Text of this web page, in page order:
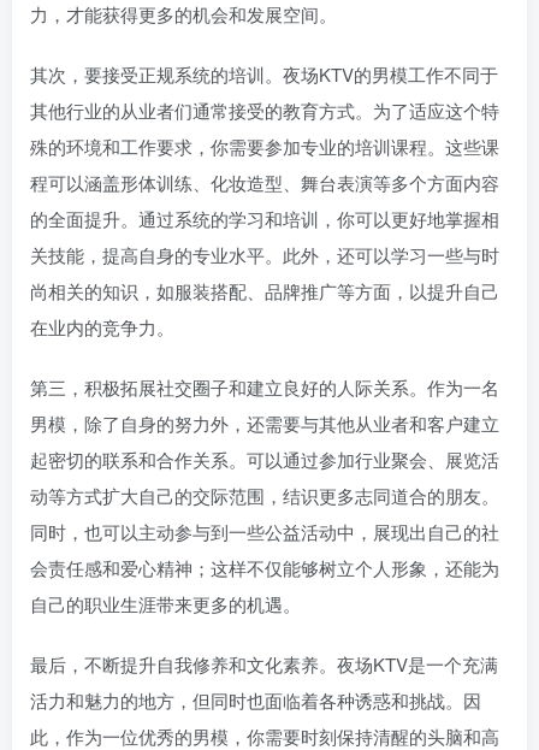
力，才能获得更多的机会和发展空间。
其次，要接受正规系统的培训。夜场KTV的男模工作不同于
其他行业的从业者们通常接受的教育方式。为了适应这个特
殊的环境和工作要求，你需要参加专业的培训课程。这些课
程可以涵盖形体训练、化妆造型、舞台表演等多个方面内容
的全面提升。通过系统的学习和培训，你可以更好地掌握相
关技能，提高自身的专业水平。此外，还可以学习一些与时
尚相关的知识，如服装搭配、品牌推广等方面，以提升自己
在业内的竞争力。
第三，积极拓展社交圈子和建立良好的人际关系。作为一名
男模，除了自身的努力外，还需要与其他从业者和客户建立
起密切的联系和合作关系。可以通过参加行业聚会、展览活
动等方式扩大自己的交际范围，结识更多志同道合的朋友。
同时，也可以主动参与到一些公益活动中，展现出自己的社
会责任感和爱心精神；这样不仅能够树立个人形象，还能为
自己的职业生涯带来更多的机遇。
最后，不断提升自我修养和文化素养。夜场KTV是一个充满
活力和魅力的地方，但同时也面临着各种诱惑和挑战。因
此，作为一位优秀的男模，你需要时刻保持清醒的头脑和高